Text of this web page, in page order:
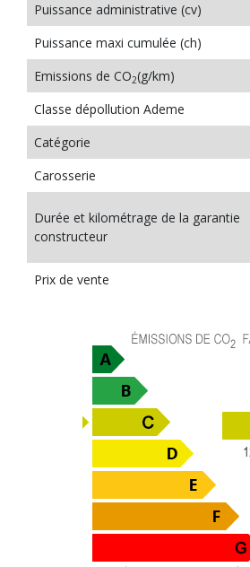
Puissance administrative (cv)
Puissance maxi cumulée (ch)
Emissions de CO2(g/km)
Classe dépollution Ademe
Catégorie
Carosserie
Durée et kilométrage de la garantie
constructeur
Prix de vente